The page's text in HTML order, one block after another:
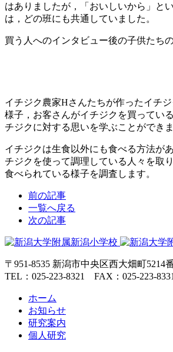
はありましたが，「おいしいから」と
は，どの班にも共通していました。
買う人へのインタビュー後の子供たち
イチジク農家Hさんたちが作ったイチ
様子，お客さんがイチジクを買ってい
チジクに対する思いを学ぶことができま
イチジクは生食以外にも食べる方法が
チジクを使って調理している人々を取
食べられている様子を調査します。
前の記事
一覧へ戻る
次の記事
〒951-8535 新潟市中央区西大畑町5214
TEL：025-223-8321 FAX：025-223-8331
ホーム
お知らせ
研究案内
個人研究